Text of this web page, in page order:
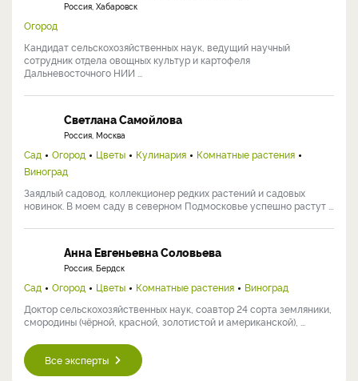
Россия, Хабаровск
Огород
Кандидат сельскохозяйственных наук, ведущий научный
сотрудник отдела овощных культур и картофеля
Дальневосточного НИИ ...
Светлана Самойлова
Россия, Москва
Сад Огород Цветы Кулинария
Комнатные растения
Виноград
Заядлый садовод, коллекционер редких растений и садовых
новинок. В моем саду в северном Подмосковье успешно растут ...
Анна Евгеньевна Соловьева
Россия, Бердск
Сад Огород Цветы Комнатные растения
Виноград
Доктор сельскохозяйственных наук, соавтор 24 сорта земляники,
смородины (чёрной, красной, золотистой и американской), ...
Все эксперты